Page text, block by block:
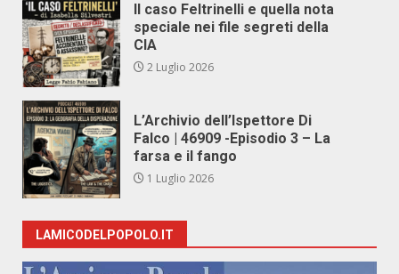
Il caso Feltrinelli e quella nota
speciale nei file segreti della
CIA
2 Luglio 2026
L’Archivio dell’Ispettore Di
Falco | 46909 -Episodio 3 – La
farsa e il fango
1 Luglio 2026
LAMICODELPOPOLO.IT